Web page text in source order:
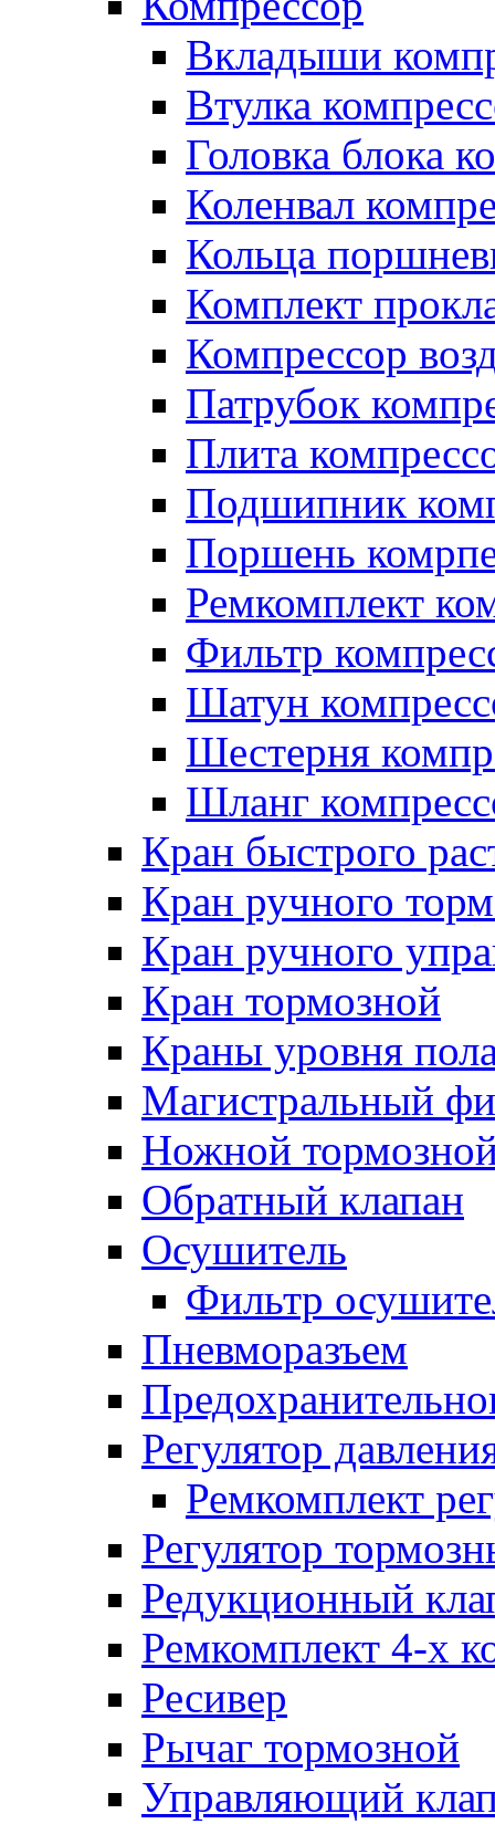
Вкладыши
Втулка
Головка блока
Коленвал
Кольца
Комплект
Компрессор
Патрубок
Плита
Подшипник
Поршень
Ремкомплект
Фильтр
Шатун
Шестерня
Шланг
Кран быстрого
Кран ручного
Кран ручного
Кран тормозной
Краны уровня
Магистральный
Ножной
Обратный клапан
Осушитель
Фильтр
Пневморазъем
Регулятор
Ремкомплект
Регулятор
Редукционный
Ремкомплект 4-х
Ресивер
Рычаг тормозной
Управляющий